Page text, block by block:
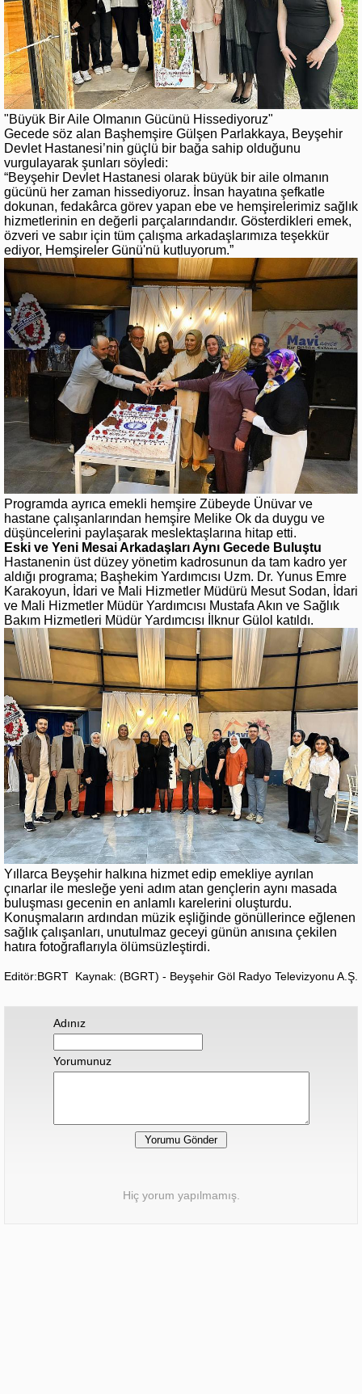
"Büyük Bir Aile Olmanın Gücünü Hissediyoruz"
Gecede söz alan Başhemşire Gülşen Parlakkaya, Beyşehir
Devlet Hastanesi’nin güçlü bir bağa sahip olduğunu
vurgulayarak şunları söyledi:
“Beyşehir Devlet Hastanesi olarak büyük bir aile olmanın
gücünü her zaman hissediyoruz. İnsan hayatına şefkatle
dokunan, fedakârca görev yapan ebe ve hemşirelerimiz sağlık
hizmetlerinin en değerli parçalarındandır. Gösterdikleri emek,
özveri ve sabır için tüm çalışma arkadaşlarımıza teşekkür
ediyor, Hemşireler Günü'nü kutluyorum.”
Programda ayrıca emekli hemşire Zübeyde Ünüvar ve
hastane çalışanlarından hemşire Melike Ok da duygu ve
düşüncelerini paylaşarak meslektaşlarına hitap etti.
Eski ve Yeni Mesai Arkadaşları Aynı Gecede Buluştu
Hastanenin üst düzey yönetim kadrosunun da tam kadro yer
aldığı programa; Başhekim Yardımcısı Uzm. Dr. Yunus Emre
Karakoyun, İdari ve Mali Hizmetler Müdürü Mesut Sodan, İdari
ve Mali Hizmetler Müdür Yardımcısı Mustafa Akın ve Sağlık
Bakım Hizmetleri Müdür Yardımcısı İlknur Gülol katıldı.
Yıllarca Beyşehir halkına hizmet edip emekliye ayrılan
çınarlar ile mesleğe yeni adım atan gençlerin aynı masada
buluşması gecenin en anlamlı karelerini oluşturdu.
Konuşmaların ardından müzik eşliğinde gönüllerince eğlenen
sağlık çalışanları, unutulmaz geceyi günün anısına çekilen
hatıra fotoğraflarıyla ölümsüzleştirdi.
Editör:BGRT Kaynak: (BGRT) - Beyşehir Göl Radyo Televizyonu A.Ş.
Adınız
Yorumunuz
Hiç yorum yapılmamış.